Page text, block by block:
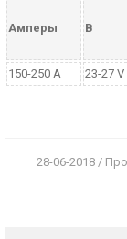
Амперы В
150-250 A 23-27 V
28-06-2018 /